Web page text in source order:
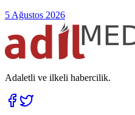
5 Ağustos 2026
Adaletli ve ilkeli habercilik.